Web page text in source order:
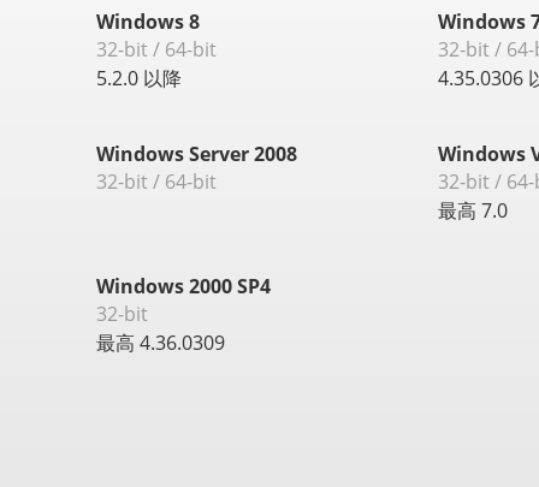
Windows 8
32-bit / 64-bit
5.2.0 以降
Windows
32-bit /
4.35.0306
Windows Server 2008
32-bit / 64-bit
Windows
32-bit /
最高 7.0
Windows 2000 SP4
32-bit
最高 4.36.0309